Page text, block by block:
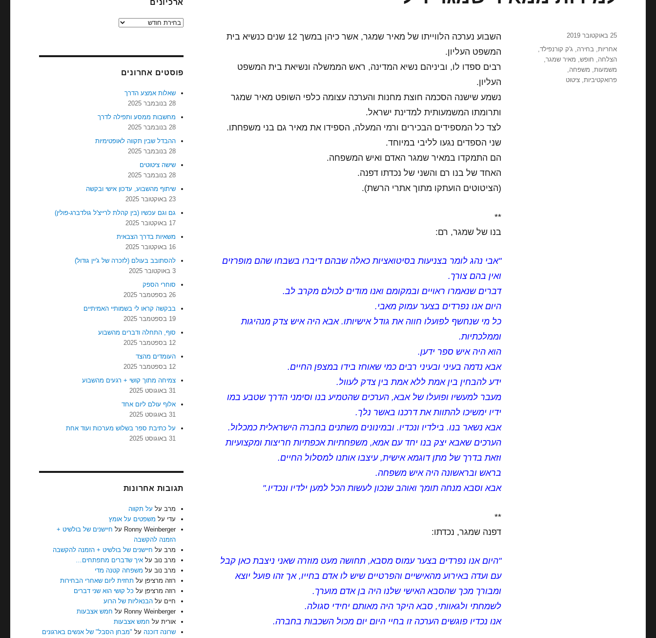
השבוע נערכה הלווייתו של מאיר שמגר, אשר כיהן במשך 12 שנים כנשיא בית
המשפט העליון.
רבים ספדו לו, וביניהם נשיא המדינה, ראש הממשלה ונשיאת בית המשפט
העליון.
נשמע שישנה הסכמה חוצת מחנות והערכה עצומה כלפי השופט מאיר שמגר
ותרומתו המשמעותית למדינת ישראל.
לצד כל המספידים הבכירים ורמי המעלה, הספידו את מאיר גם בני משפחתו.
שני הספדים נגעו לליבי במיוחד.
הם התמקדו במאיר שמגר האדם ואיש המשפחה.
האחד של בנו רם והשני של נכדתו דפנה.
(הציטוטים הועתקו מתוך אתרי הרשת).
**
בנו של שמגר, רם:
"אבי נהג לומר בצניעות בסיטואציות כאלה שבהם דיברו בשבחו שהם מופרזים
ואין בהם צורך.
דברים שנאמרו ראויים ובמקומם ואנו מודים לכולם מקרב לב.
היום אנו נפרדים בצער עמוק מאבי.
כל מי שנחשף לפועלו חווה את גודל אישיותו. אבא היה איש צדק מנהיגות
וממלכתיות.
הוא היה איש ספר ידען.
אבא נדמה בעיני ובעיני רבים כמי שאוחז בידו במצפן החיים.
ידע להבחין בין אמת ללא אמת בין צדק לעוול.
מעבר למעשיו ופועלו של אבא, הערכים שהטמיע בנו וסימני הדרך שטבע במו
ידיו ימשיכו להתוות את דרכנו באשר נלך.
אבא נשאר בנו. בילדיו ונכדיו. ובמינונים משתנים בחברה הישראלית כמכלול.
הערכים שאבא יצק בנו יחד עם אמא, משפחתיות אכפתיות חריצות ומקצועיות
וזאת בדרך של מתן דוגמא אישית, עיצבו אותנו למסלול החיים.
בראש ובראשונה היה איש משפחה.
אבא וסבא מנחה תומך ואוהב שנכון לעשות הכל למען ילדיו ונכדיו."
**
דפנה שמגר, נכדתו:
"היום אנו נפרדים בצער עמוס מסבא, תחושה מעט מוזרה שאני ניצבת כאן קבל
עם ועדה באירוע מהאישיים והפרטיים שיש לו אדם בחייו, אך זהו פועל יוצא
ומבורך מכך שהסבא האישי שלנו היה בן אדם מוערך.
לשמחתי ולגאוותי, סבא היקר היה מאותם יחידי סגולה.
אנו נכדיו פוגשים הערכה זו בחיי היום יום מכול השכבות בחברה.
פורסם
25 באוקטובר 2019
תגיות
אחריות,בחירה, ג'ק קורנפילד,
הצלחה, חופש, מאיר שמגר,
משמעות, משפחה,
פרואקטיביות,ציטוט
ארכיונים
ארכיונים
פוסטים אחרונים
שאלות אמצע הדרך
28 בנובמבר 2025
מחשבות ממסע ותפילה לדרך
28 בנובמבר 2025
ההבדל שבין תקווה לאופטימיות
28 בנובמבר 2025
שישה ציטוטים
28 בנובמבר 2025
שיתוף מהשבוע, עדכון אישי ובקשה
23 באוקטובר 2025
גם וגם עכשיו (בין קהלת לרייצ'ל גולדברג-פולין)
17 באוקטובר 2025
משאיות בדרך הצבאית
16 באוקטובר 2025
להסתובב בעולם (לזכרה של ג'יין גודול)
3 באוקטובר 2025
סוחרי הספק
26 בספטמבר 2025
בבקשה קראו לי בשמותיי האמיתיים
19 בספטמבר 2025
סוף, התחלה ודברים מהשבוע
12 בספטמבר 2025
העומדים מהצד
12 בספטמבר 2025
צמיחה מתוך קושי + רגעים מהשבוע
31 באוגוסט 2025
אלוף עולם ליום אחד
31 באוגוסט 2025
על כתיבת ספר בשלוש מערכות ועוד אחת
31 באוגוסט 2025
תגובות אחרונות
מרב על על תקווה
עדי על משפטים על אומץ
Ronny Weinberger על חיישנים של בולשיט +
הזמנה להקשבה
מרב על חיישנים של בולשיט + הזמנה להקשבה
מרב נוב עלאיך שדברים מתפתחים…
מרב נוב על משפחה קטנה מדי
רוזה מרציפן על תחזית ליום שאחרי הבחירות
רוזה מרציפן על כל קושי הוא שני דברים
חיים עלהבנאליות של הרוע
Ronny Weinberger על חמש אצבעות
אורית על חמש אצבעות
שרונה דוכנה על "מבחן הסבל" של אנשים בארגונים